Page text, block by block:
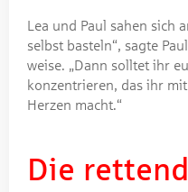
Lea und Paul sahen sich
selbst basteln“, sagte
weise. „Dann solltet ihr
konzentrieren, das ihr
Herzen macht.“
Die